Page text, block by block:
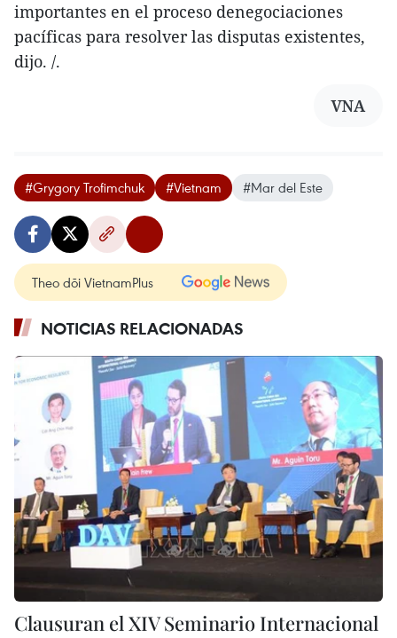
importantes en el proceso denegociaciones
pacíficas para resolver las disputas existentes,
dijo. /.
VNA
#Grygory Trofimchuk #Vietnam #Mar del Este
Theo dõi VietnamPlus
NOTICIAS RELACIONADAS
Clausuran el XIV Seminario Internacional